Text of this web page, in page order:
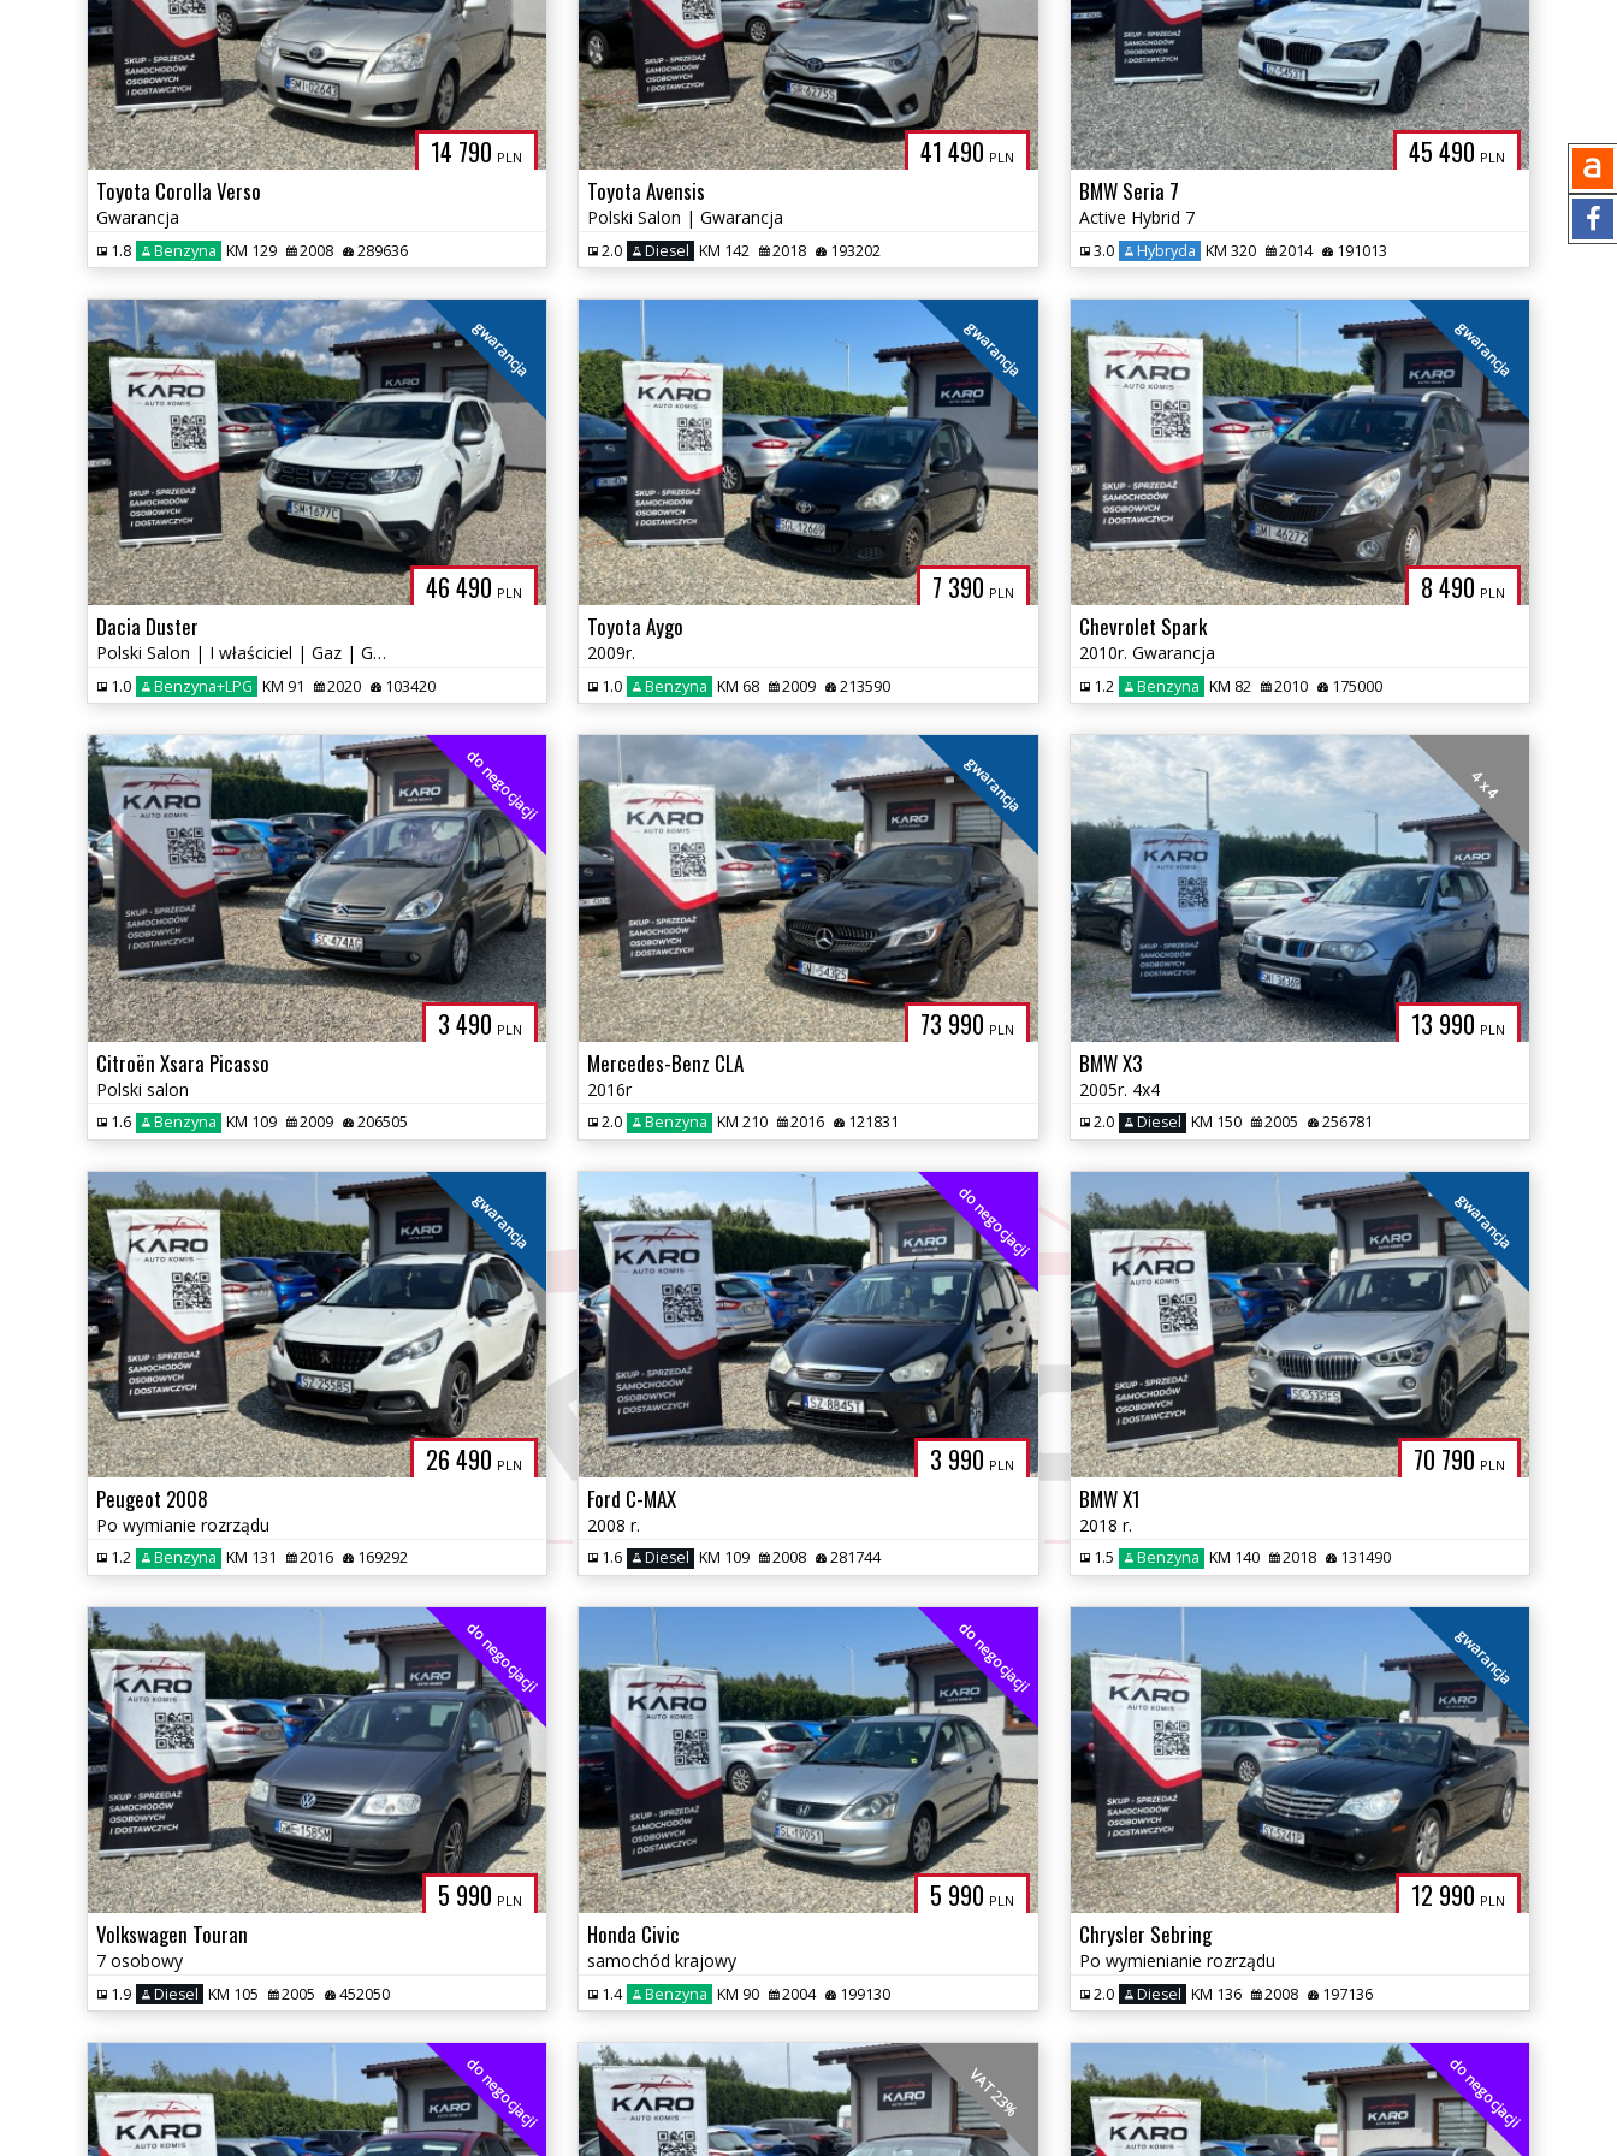
14 790 PLN
Toyota Corolla Verso
Gwarancja
1.8 Benzyna KM 129 2008 289636
41 490 PLN
Toyota Avensis
Polski Salon | Gwarancja
2.0 Diesel KM 142 2018 193202
45 490 PLN
BMW Seria 7
Active Hybrid 7
3.0 Hybryda KM 320 2014 191013
46 490 PLN
gwarancja
Dacia Duster
Polski Salon | I właściciel | Gaz | Gwarancja | Bezwypadkowy
1.0 Benzyna+LPG KM 91 2020 103420
7 390 PLN
gwarancja
Toyota Aygo
2009r.
1.0 Benzyna KM 68 2009 213590
8 490 PLN
gwarancja
Chevrolet Spark
2010r. Gwarancja
1.2 Benzyna KM 82 2010 175000
3 490 PLN
do negocjacji
Citroën Xsara Picasso
Polski salon
1.6 Benzyna KM 109 2009 206505
73 990 PLN
gwarancja
Mercedes-Benz CLA
2016r
2.0 Benzyna KM 210 2016 121831
13 990 PLN
4 x 4
BMW X3
2005r. 4x4
2.0 Diesel KM 150 2005 256781
26 490 PLN
gwarancja
Peugeot 2008
Po wymianie rozrządu
1.2 Benzyna KM 131 2016 169292
3 990 PLN
do negocjacji
Ford C-MAX
2008 r.
1.6 Diesel KM 109 2008 281744
70 790 PLN
gwarancja
BMW X1
2018 r.
1.5 Benzyna KM 140 2018 131490
5 990 PLN
do negocjacji
Volkswagen Touran
7 osobowy
1.9 Diesel KM 105 2005 452050
5 990 PLN
do negocjacji
Honda Civic
samochód krajowy
1.4 Benzyna KM 90 2004 199130
12 990 PLN
gwarancja
Chrysler Sebring
Po wymienianie rozrządu
2.0 Diesel KM 136 2008 197136
do negocjacji VAT 23% do negocjacji